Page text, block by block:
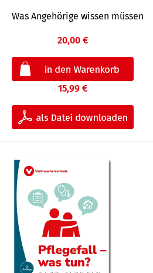
Was Angehörige wissen müssen
20,00 €
15,99 €